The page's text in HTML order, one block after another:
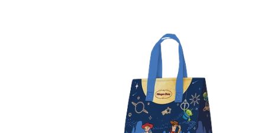
HENRI CHARPENTIER 中秋限定燒菓禮盒
HOHOS 中秋限定花酥禮盒